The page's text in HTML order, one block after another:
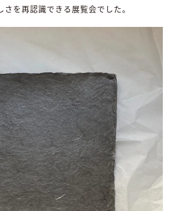
を再認識できる展覧会でした。